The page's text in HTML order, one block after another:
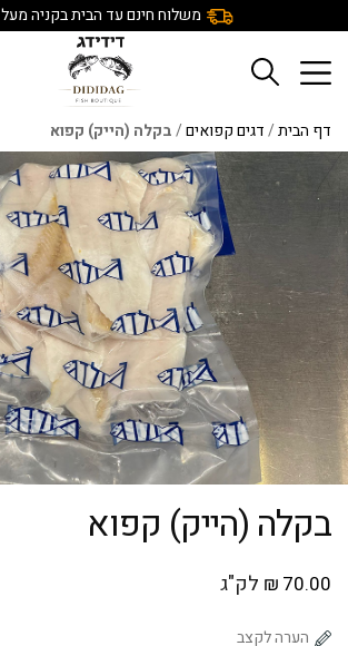
משלוח חינם עד הבית בקניה מעל ₪500
דף הבית/דגים קפואים/בקלה (הייק) קפוא
בקלה (הייק) קפוא
₪ 70.00 לק"ג